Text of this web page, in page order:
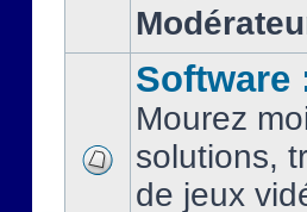
Software
Mourez
solutions,
de jeux